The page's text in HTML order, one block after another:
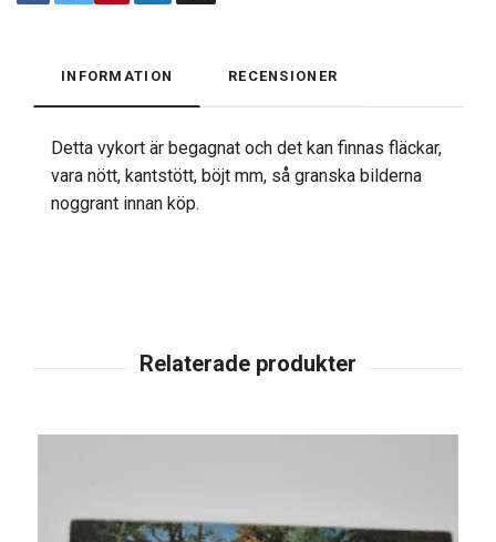
INFORMATION RECENSIONER
Detta vykort är begagnat och det kan finnas fläckar,
vara nött, kantstött, böjt mm, så granska bilderna
noggrant innan köp.